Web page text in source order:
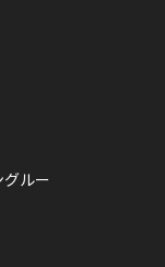
ルー